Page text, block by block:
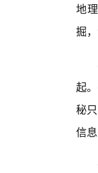
地
掘
起
秘
信